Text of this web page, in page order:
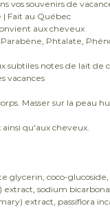
vos souvenirs de
| Fait au Québec
aux cheveux
Phtalate,
subtiles notes de lait de
vacances
Masser sur la peau
qu'aux cheveux.
glycerin, coco-
sodium
extract, passiflora